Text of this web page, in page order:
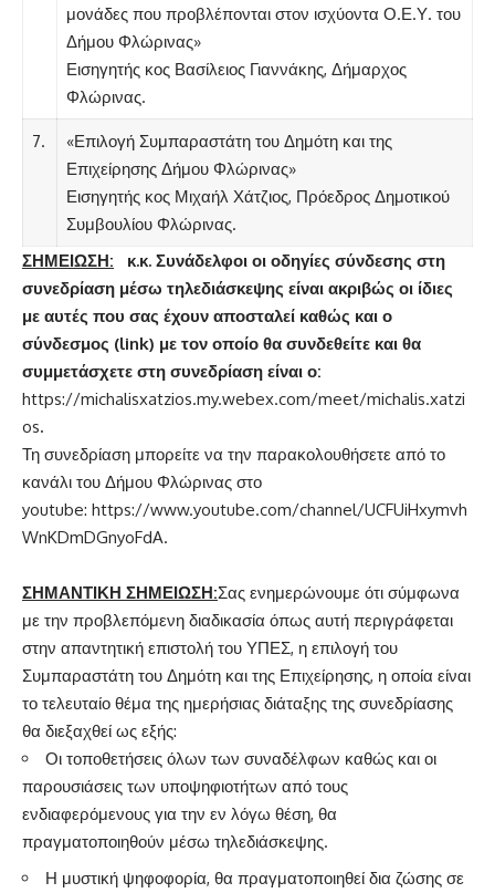
μονάδες που προβλέπονται στον ισχύοντα Ο.Ε.Υ. του
Δήμου Φλώρινας»
Εισηγητής κος Βασίλειος Γιαννάκης, Δήμαρχος
Φλώρινας.
7.
«Επιλογή Συμπαραστάτη του Δημότη και της
Επιχείρησης Δήμου Φλώρινας»
Εισηγητής κος Μιχαήλ Χάτζιος, Πρόεδρος Δημοτικού
Συμβουλίου Φλώρινας.
ΣΗΜΕΙΩΣΗ: κ.κ. Συνάδελφοι οι οδηγίες σύνδεσης στη
συνεδρίαση μέσω τηλεδιάσκεψης είναι ακριβώς οι ίδιες
με αυτές που σας έχουν αποσταλεί καθώς και ο
σύνδεσμος (link) με τον οποίο θα συνδεθείτε και θα
συμμετάσχετε στη συνεδρίαση είναι ο:
https://michalisxatzios.my.webex.com/meet/michalis.xatzi
os.
Τη συνεδρίαση μπορείτε να την παρακολουθήσετε από το
κανάλι του Δήμου Φλώρινας στο
youtube: https://www.youtube.com/channel/UCFUiHxymvh
WnKDmDGnyoFdA.
ΣΗΜΑΝΤΙΚΗ ΣΗΜΕΙΩΣΗ:Σας ενημερώνουμε ότι σύμφωνα
με την προβλεπόμενη διαδικασία όπως αυτή περιγράφεται
στην απαντητική επιστολή του ΥΠΕΣ, η επιλογή του
Συμπαραστάτη του Δημότη και της Επιχείρησης, η οποία είναι
το τελευταίο θέμα της ημερήσιας διάταξης της συνεδρίασης
θα διεξαχθεί ως εξής:
Οι τοποθετήσεις όλων των συναδέλφων καθώς και οι
παρουσιάσεις των υποψηφιοτήτων από τους
ενδιαφερόμενους για την εν λόγω θέση, θα
πραγματοποιηθούν μέσω τηλεδιάσκεψης.
Η μυστική ψηφοφορία, θα πραγματοποιηθεί δια ζώσης σε